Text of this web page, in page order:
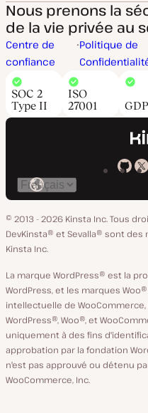
Nous prenons la
de la vie privée au
Centre de
confiance
Politique de
SOC 2
Type II
ISO
27001
X
Changer
de
langue
© 2013 - 2026 Kinsta Inc. Tous
DevKinsta® et Sevalla® sont
Kinsta Inc.
La marque WordPress® est la
WordPress, et les marques
intellectuelle de
WordPress®, Woo®, et
uniquement à des fins
approbation par la fondation
n'est pas approuvé ou détenu
WooCommerce, Inc.